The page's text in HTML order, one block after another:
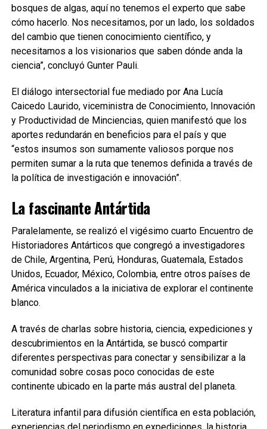
bosques de algas, aquí no tenemos el experto que sabe
cómo hacerlo. Nos necesitamos, por un lado, los soldados
del cambio que tienen conocimiento científico, y
necesitamos a los visionarios que saben dónde anda la
ciencia”, concluyó Gunter Pauli.
El diálogo intersectorial fue mediado por Ana Lucía
Caicedo Laurido, viceministra de Conocimiento, Innovación
y Productividad de Minciencias, quien manifestó que los
aportes redundarán en beneficios para el país y que
“estos insumos son sumamente valiosos porque nos
permiten sumar a la ruta que tenemos definida a través de
la política de investigación e innovación”.
La fascinante Antártida
Paralelamente, se realizó el vigésimo cuarto Encuentro de
Historiadores Antárticos que congregó a investigadores
de Chile, Argentina, Perú, Honduras, Guatemala, Estados
Unidos, Ecuador, México, Colombia, entre otros países de
América vinculados a la iniciativa de explorar el continente
blanco.
A través de charlas sobre historia, ciencia, expediciones y
descubrimientos en la Antártida, se buscó compartir
diferentes perspectivas para conectar y sensibilizar a la
comunidad sobre cosas poco conocidas de este
continente ubicado en la parte más austral del planeta.
Literatura infantil para difusión científica en esta población,